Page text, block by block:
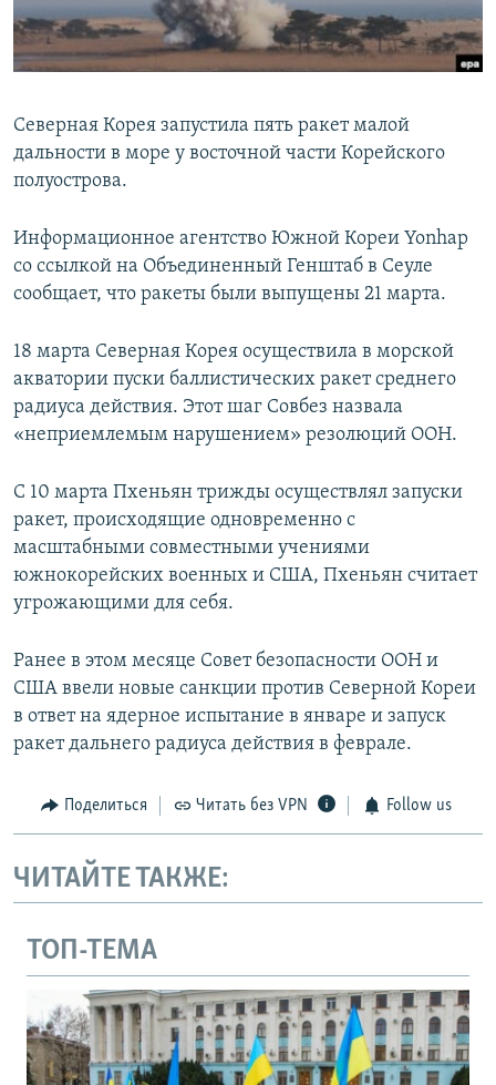
ПОБЕДИТЕЛЕЙ НЕ СУДЯТ?
КРЫМ.НЕПОКОРЕННЫЙ
УКРАИНСКАЯ ПРОБЛЕМА КРЫМА
ПРИСОЕДИНЯЙТЕСЬ!
Все сайты RFE/RL
Северная Корея запустила пять ракет малой
дальности в море у восточной части Корейского
полуострова.
Информационное агентство Южной Кореи Yonhap
со ссылкой на Объединенный Генштаб в Сеуле
сообщает, что ракеты были выпущены 21 марта.
18 марта Северная Корея осуществила в морской
акватории пуски баллистических ракет среднего
радиуса действия. Этот шаг Совбез назвала
«неприемлемым нарушением» резолюций ООН.
С 10 марта Пхеньян трижды осуществлял запуски
ракет, происходящие одновременно с
масштабными совместными учениями
южнокорейских военных и США, Пхеньян считает
угрожающими для себя.
Ранее в этом месяце Совет безопасности ООН и
США ввели новые санкции против Северной Кореи
в ответ на ядерное испытание в январе и запуск
ракет дальнего радиуса действия в феврале.
Поделиться Читать без VPN Follow us
ЧИТАЙТЕ ТАКЖЕ:
ТОП-ТЕМА